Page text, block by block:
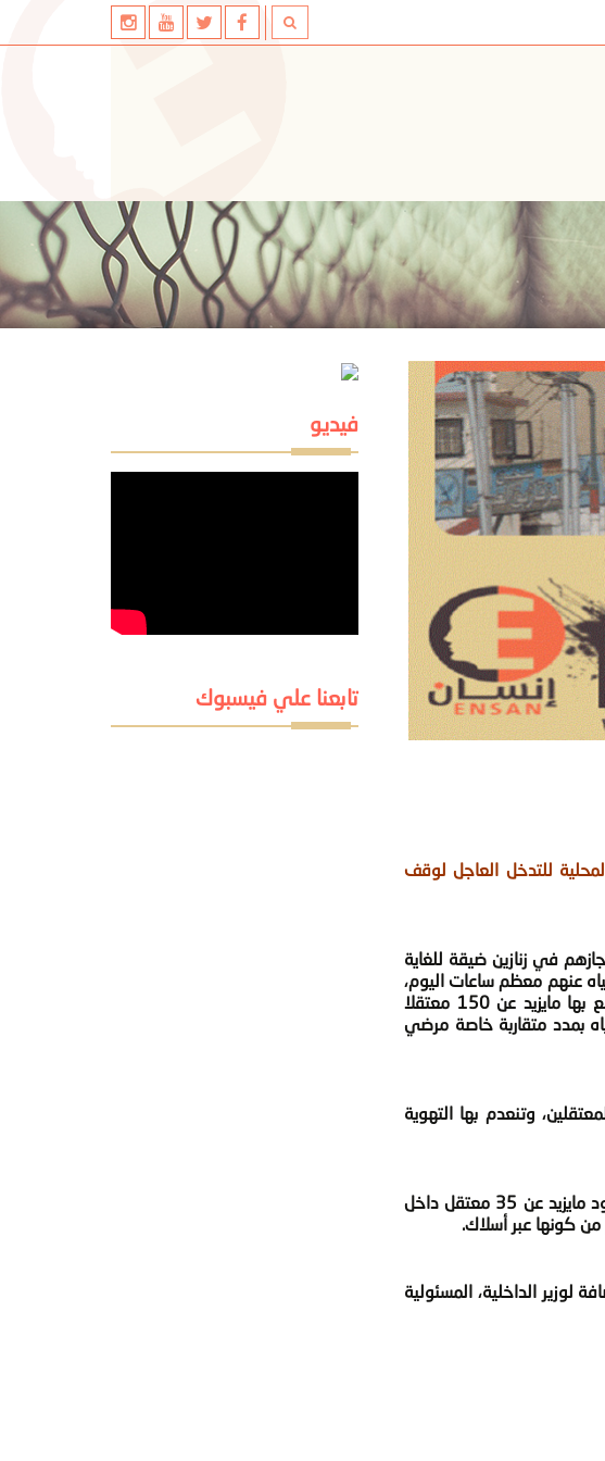
للتدخل العاجل لوقف
في زنازين ضيقة للغاية
قطع الكهرباء والمياه عنهم معظم ساعات اليوم،
ويمنعون كذاك من التريض ودخول الطعام والدواء والأغطية والملابس الشتوية، بالإضافة لوجود عنابر يوضع بها مايزيد عن 150 معتقلا
بمدد متقاربة خاصة مرضي
وتنعدم بها التهوية
وقال ذوي المعتقلين أن إدارة السجن ترتكب العديد من الانتهاكات بحق المعتقلين داخل السجن، بداية من وجود مايزيد عن 35 معتقل داخل
الداخلية، المسئولية
فيديو
تابعنا علي فيسبوك